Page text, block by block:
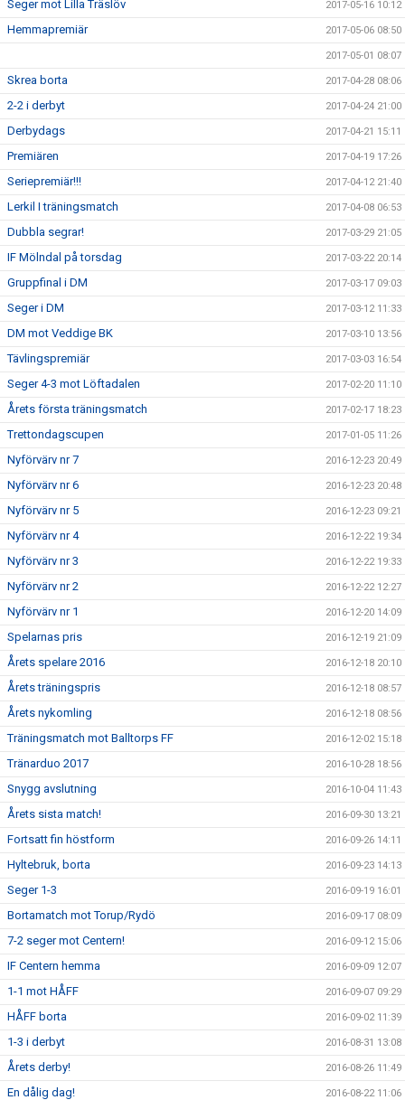
Seger mot Lilla Träslöv 2017-05-16 10:12
Hemmapremiär 2017-05-06 08:50
2017-05-01 08:07
Skrea borta 2017-04-28 08:06
2-2 i derbyt 2017-04-24 21:00
Derbydags 2017-04-21 15:11
Premiären 2017-04-19 17:26
Seriepremiär!!! 2017-04-12 21:40
Lerkil I träningsmatch 2017-04-08 06:53
Dubbla segrar! 2017-03-29 21:05
IF Mölndal på torsdag 2017-03-22 20:14
Gruppfinal i DM 2017-03-17 09:03
Seger i DM 2017-03-12 11:33
DM mot Veddige BK 2017-03-10 13:56
Tävlingspremiär 2017-03-03 16:54
Seger 4-3 mot Löftadalen 2017-02-20 11:10
Årets första träningsmatch 2017-02-17 18:23
Trettondagscupen 2017-01-05 11:26
Nyförvärv nr 7 2016-12-23 20:49
Nyförvärv nr 6 2016-12-23 20:48
Nyförvärv nr 5 2016-12-23 09:21
Nyförvärv nr 4 2016-12-22 19:34
Nyförvärv nr 3 2016-12-22 19:33
Nyförvärv nr 2 2016-12-22 12:27
Nyförvärv nr 1 2016-12-20 14:09
Spelarnas pris 2016-12-19 21:09
Årets spelare 2016 2016-12-18 20:10
Årets träningspris 2016-12-18 08:57
Årets nykomling 2016-12-18 08:56
Träningsmatch mot Balltorps FF 2016-12-02 15:18
Tränarduo 2017 2016-10-28 18:56
Snygg avslutning 2016-10-04 11:43
Årets sista match! 2016-09-30 13:21
Fortsatt fin höstform 2016-09-26 14:11
Hyltebruk, borta 2016-09-23 14:13
Seger 1-3 2016-09-19 16:01
Bortamatch mot Torup/Rydö 2016-09-17 08:09
7-2 seger mot Centern! 2016-09-12 15:06
IF Centern hemma 2016-09-09 12:07
1-1 mot HÅFF 2016-09-07 09:29
HÅFF borta 2016-09-02 11:39
1-3 i derbyt 2016-08-31 13:08
Årets derby! 2016-08-26 11:49
En dålig dag! 2016-08-22 11:06